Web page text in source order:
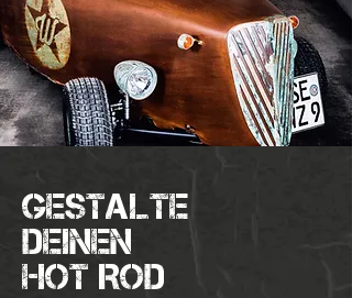
Gestalte
DeINEN
HOT ROD